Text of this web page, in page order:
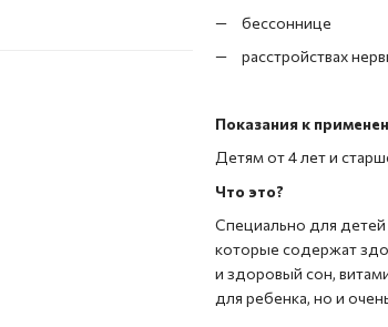
бессоннице
расстройствах
Показания к
Детям от 4 лет и
Что это?
Специально для детей
которые содержат
и здоровый сон,
для ребенка, но и